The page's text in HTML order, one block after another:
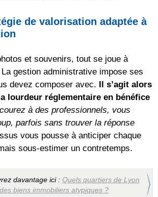
de valorisation adaptée à
et souvenirs, tout se joue à
gestion administrative impose ses
devez composer avec. Il s’agit alors
lourdeur réglementaire en bénéfice
à des professionnels, vous
parfois sans trouver la réponse
vous pousse à anticiper chaque
sous-estimer un contretemps.
davantage ici : Quels quartiers de Lyon
biens immobiliers atypiques ?